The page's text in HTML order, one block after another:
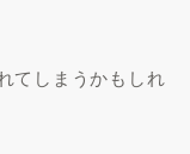
てしまうかもしれ